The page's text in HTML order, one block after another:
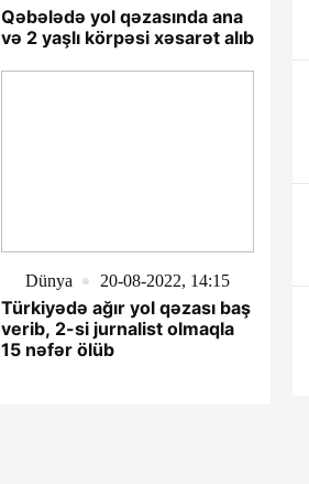
Qəbələdə yol qəzasında ana
və 2 yaşlı körpəsi xəsarət alıb
Dünya 20-08-2022, 14:15
Türkiyədə ağır yol qəzası baş
verib, 2-si jurnalist olmaqla
15 nəfər ölüb